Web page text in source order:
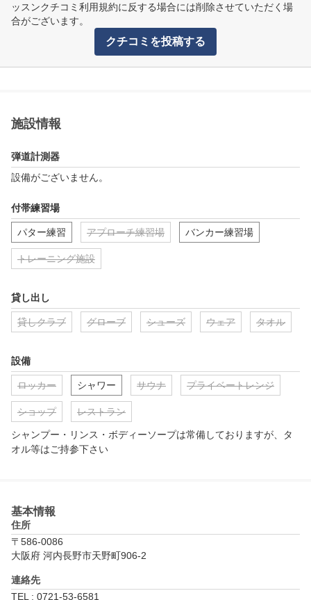
ッスンクチコミ利用規約に反する場合には削除させていただく場
合がございます。
クチコミを投稿する
施設情報
弾道計測器
設備がございません。
付帯練習場
パター練習 アプローチ練習場 バンカー練習場
トレーニング施設
貸し出し
貸しクラブ グローブ シューズ ウェア タオル
設備
ロッカー シャワー サウナ プライベートレンジ
ショップ レストラン
シャンプー・リンス・ボディーソープは常備しておりますが、タ
オル等はご持参下さい
基本情報
住所
〒586-0086
大阪府 河内長野市天野町906-2
連絡先
TEL : 0721-53-6581